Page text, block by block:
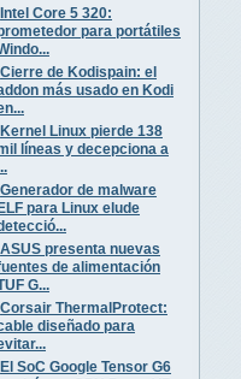
Intel Core 5 320:
para portátiles
Cierre de Kodispain: el
más usado en Kodi
Kernel Linux pierde 138
líneas y decepciona a
Generador de malware
para Linux elude
ASUS presenta nuevas
de alimentación
G...
Corsair ThermalProtect:
diseñado para
El SoC Google Tensor G6